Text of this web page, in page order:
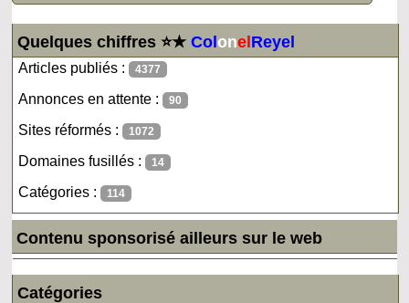
Quelques chiffres ⭐★ColonelReyel
Articles publiés : 4377
Annonces en attente : 90
Sites réformés : 1072
Domaines fusillés : 14
Catégories : 114
Contenu sponsorisé ailleurs sur le web
Catégories